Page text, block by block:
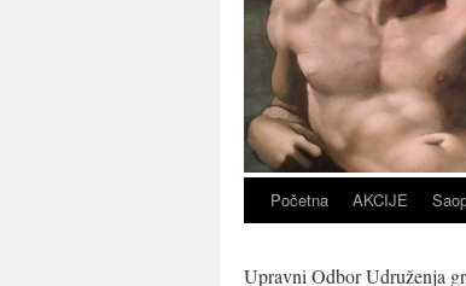
Početna AKCIJE
Upravni Odbor Udruženja